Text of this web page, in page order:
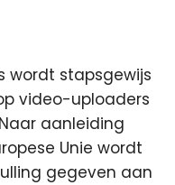
wordt stapsgewijs
video-uploaders
aanleiding
Unie wordt
gegeven aan